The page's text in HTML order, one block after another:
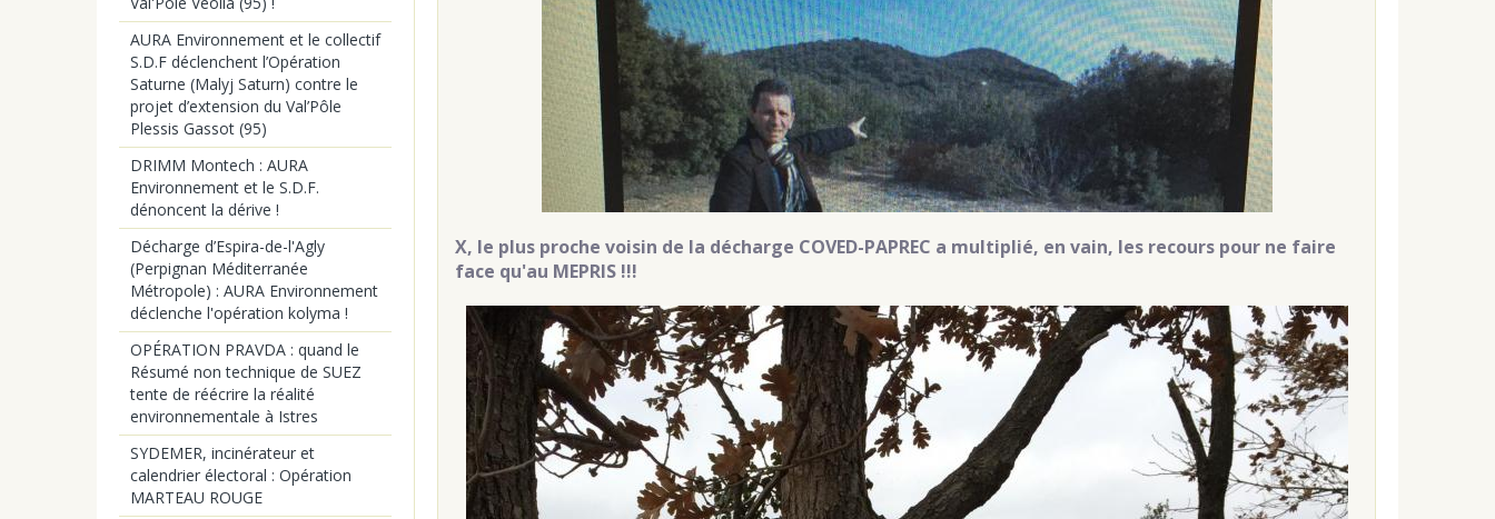
X, le plus proche voisin de la décharge COVED-PAPREC a multiplié, en vain, les recours pour ne faire
face qu'au MEPRIS !!!
AURA Environnement et le collectif
S.D.F déclenchent l’Opération
Saturne (Malyj Saturn) contre le
projet d’extension du Val’Pôle
Plessis Gassot (95)
DRIMM Montech : AURA
Environnement et le S.D.F.
dénoncent la dérive !
Décharge d’Espira-de-l'Agly
(Perpignan Méditerranée
Métropole) : AURA Environnement
déclenche l'opération kolyma !
OPÉRATION PRAVDA : quand le
Résumé non technique de SUEZ
tente de réécrire la réalité
environnementale à Istres
SYDEMER, incinérateur et
calendrier électoral : Opération
MARTEAU ROUGE